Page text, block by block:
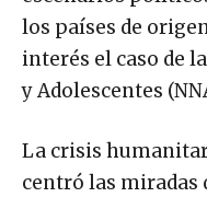
los países de
interés el caso de
y Adolescentes
La crisis
centró las miradas